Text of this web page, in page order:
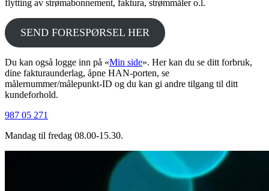
flytting av strømabonnement, faktura, strømmåler o.l.
SEND FORESPØRSEL HER
Du kan også logge inn på «Min side». Her kan du se ditt forbruk,
dine fakturaunderlag, åpne HAN-porten, se
målernummer/målepunkt-ID og du kan gi andre tilgang til ditt
kundeforhold.
987 05 271
Mandag til fredag 08.00-15.30.